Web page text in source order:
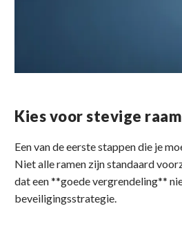
Kies voor stevige
Een van de eerste stappen die je
Niet alle ramen zijn standaard
dat een **goede vergrendeling**
beveiligingsstrategie.